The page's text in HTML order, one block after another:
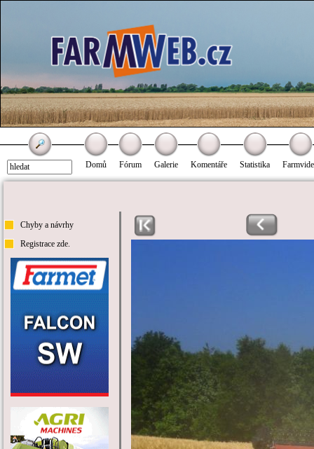
Domů Fórum Galerie Komentáře Statistika
Chyby a návrhy
Registrace zde.